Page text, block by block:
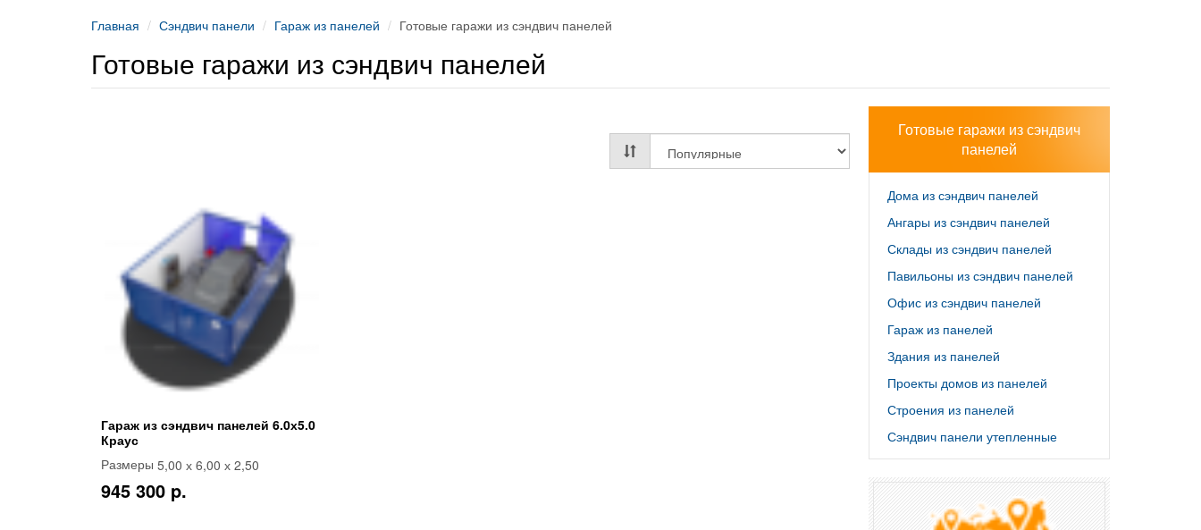
Главная Сэндвич панели Гараж из панелей Готовые гаражи из сэндвич панелей
Готовые гаражи из сэндвич панелей
Гараж из сэндвич панелей 6.0х5.0
Краус
Размеры 5,00 х 6,00 х 2,50
945 300 p.
Готовые гаражи из сэндвич
панелей
Дома из сэндвич панелей
Ангары из сэндвич панелей
Склады из сэндвич панелей
Павильоны из сэндвич панелей
Офис из сэндвич панелей
Гараж из панелей
Здания из панелей
Проекты домов из панелей
Строения из панелей
Сэндвич панели утепленные